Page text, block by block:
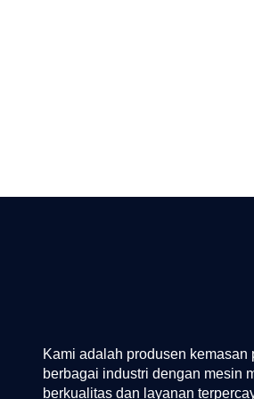
Kami adalah produsen
berbagai industri dengan mesin
berkualitas dan layanan